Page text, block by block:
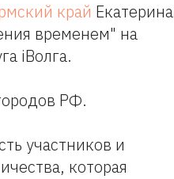
край Екатерина
временем" на
iВолга.
РФ.
участников и
которая